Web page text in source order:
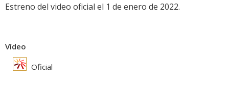
Estreno del video oficial el 1 de enero de 2022.
Vídeo
Oficial